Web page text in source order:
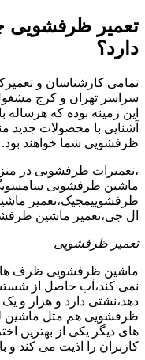
تعمیر
دارد؟
تمامی کارشناسان و
سراسر تهران و کرج مشغول
این زمینه بوده که
آشنایی با محصولات جدید
ظرفشویی شما خواهند بود.
،تعمیرات ظرفشویی در
ماشین ظرفشویی
ظرفشوییمجیک،تعمیر
ال جی،تعمیر ماشین
تعمیر ظرفشویی
ماشین ظرفشویی ظرف
نمی کند،آب حاصل از
دهد،نشتی دارد و هزار و
ظرفشویی هم مثل ماشین
های دیگر یکی از بهترین
کاربران را اذیت می کند